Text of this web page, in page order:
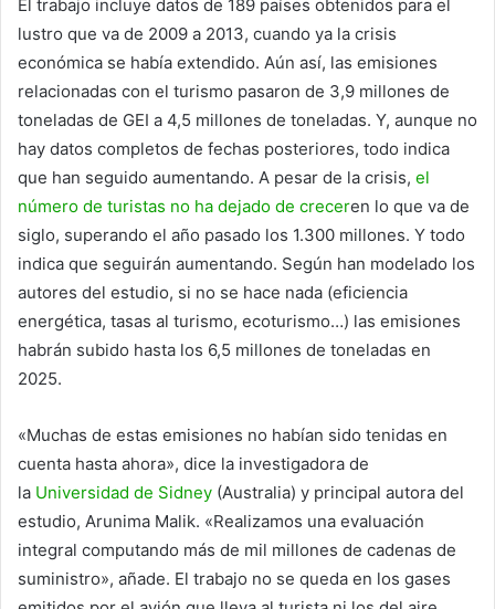
El trabajo incluye datos de 189 países obtenidos para el
lustro que va de 2009 a 2013, cuando ya la crisis
económica se había extendido. Aún así, las emisiones
relacionadas con el turismo pasaron de 3,9 millones de
toneladas de GEI a 4,5 millones de toneladas. Y, aunque no
hay datos completos de fechas posteriores, todo indica
que han seguido aumentando. A pesar de la crisis, el
número de turistas no ha dejado de creceren lo que va de
siglo, superando el año pasado los 1.300 millones. Y todo
indica que seguirán aumentando. Según han modelado los
autores del estudio, si no se hace nada (eficiencia
energética, tasas al turismo, ecoturismo…) las emisiones
habrán subido hasta los 6,5 millones de toneladas en
2025.
«Muchas de estas emisiones no habían sido tenidas en
cuenta hasta ahora», dice la investigadora de
la Universidad de Sidney (Australia) y principal autora del
estudio, Arunima Malik. «Realizamos una evaluación
integral computando más de mil millones de cadenas de
suministro», añade. El trabajo no se queda en los gases